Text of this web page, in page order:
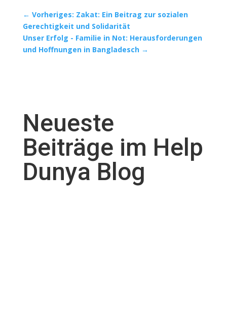
← Vorheriges: Zakat: Ein Beitrag zur sozialen
Gerechtigkeit und Solidarität
Unser Erfolg - Familie in Not: Herausforderungen
und Hoffnungen in Bangladesch→
Neueste
Beiträge im Help
Dunya Blog